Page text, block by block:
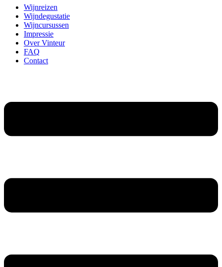
Wijnreizen
Wijndegustatie
Wijncursussen
Impressie
Over Vinteur
FAQ
Contact